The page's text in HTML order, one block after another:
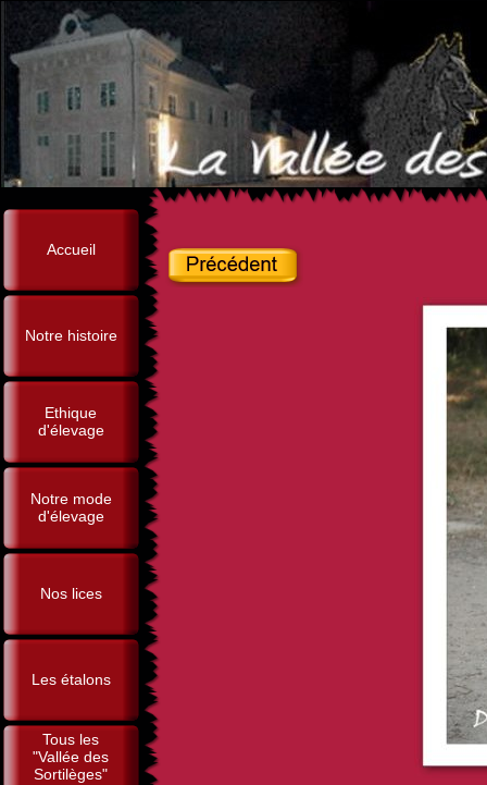
Accueil
Notre histoire
Ethique
d'élevage
Notre mode
d'élevage
Nos lices
Les étalons
Tous les
"Vallée des
Sortilèges"